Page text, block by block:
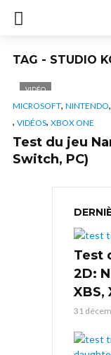
TAG - STUDIO
VIDÉO
MICROSOFT, NINTENDO,
, VIDÉOS, XBOX ONE
Test du jeu
Switch, PC)
Test
2D:
XBS,
31